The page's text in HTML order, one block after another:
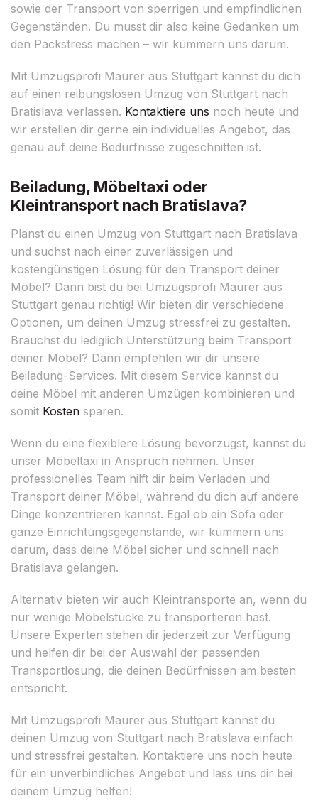
sowie der Transport von sperrigen und empfindlichen
Gegenständen. Du musst dir also keine Gedanken um
den Packstress machen – wir kümmern uns darum.
Mit Umzugsprofi Maurer aus Stuttgart kannst du dich
auf einen reibungslosen Umzug von Stuttgart nach
Bratislava verlassen. Kontaktiere uns noch heute und
wir erstellen dir gerne ein individuelles Angebot, das
genau auf deine Bedürfnisse zugeschnitten ist.
Beiladung, Möbeltaxi oder
Kleintransport nach Bratislava?
Planst du einen Umzug von Stuttgart nach Bratislava
und suchst nach einer zuverlässigen und
kostengünstigen Lösung für den Transport deiner
Möbel? Dann bist du bei Umzugsprofi Maurer aus
Stuttgart genau richtig! Wir bieten dir verschiedene
Optionen, um deinen Umzug stressfrei zu gestalten.
Brauchst du lediglich Unterstützung beim Transport
deiner Möbel? Dann empfehlen wir dir unsere
Beiladung-Services. Mit diesem Service kannst du
deine Möbel mit anderen Umzügen kombinieren und
somit Kosten sparen.
Wenn du eine flexiblere Lösung bevorzugst, kannst du
unser Möbeltaxi in Anspruch nehmen. Unser
professionelles Team hilft dir beim Verladen und
Transport deiner Möbel, während du dich auf andere
Dinge konzentrieren kannst. Egal ob ein Sofa oder
ganze Einrichtungsgegenstände, wir kümmern uns
darum, dass deine Möbel sicher und schnell nach
Bratislava gelangen.
Alternativ bieten wir auch Kleintransporte an, wenn du
nur wenige Möbelstücke zu transportieren hast.
Unsere Experten stehen dir jederzeit zur Verfügung
und helfen dir bei der Auswahl der passenden
Transportlösung, die deinen Bedürfnissen am besten
entspricht.
Mit Umzugsprofi Maurer aus Stuttgart kannst du
deinen Umzug von Stuttgart nach Bratislava einfach
und stressfrei gestalten. Kontaktiere uns noch heute
für ein unverbindliches Angebot und lass uns dir bei
deinem Umzug helfen!